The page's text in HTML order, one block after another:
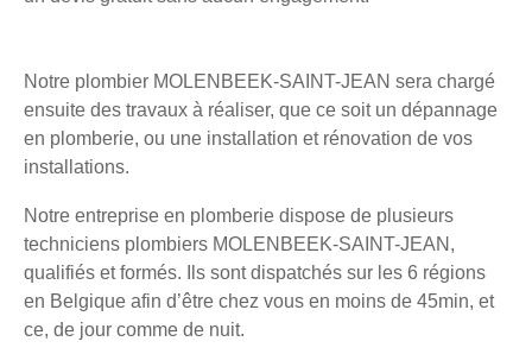
Notre plombier MOLENBEEK-SAINT-JEAN sera chargé
ensuite des travaux à réaliser, que ce soit un dépannage
en plomberie, ou une installation et rénovation de vos
installations.
Notre entreprise en plomberie dispose de plusieurs
techniciens plombiers MOLENBEEK-SAINT-JEAN,
qualifiés et formés. Ils sont dispatchés sur les 6 régions
en Belgique afin d’être chez vous en moins de 45min, et
ce, de jour comme de nuit.